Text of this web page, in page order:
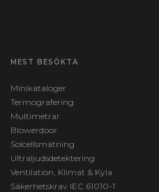
MEST BESÖKTA
Minikataloger
Termografering
Multimetrar
Blowerdoor
Solcellsmätning
Ultraljudsdetektering
Ventilation, Klimat & Kyla
Säkerhetskrav IEC 61010-1